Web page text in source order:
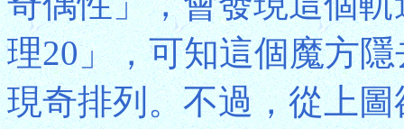
理20」，可知這個魔方
現奇排列。不過，從上